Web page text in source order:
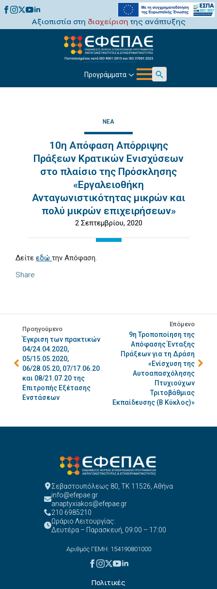
Αξιοπιστία στη διαχείριση της ανάπτυξης
Προγράμματα
Search
ΝΈΑ
10η Απόφαση Απόρριψης
Πράξεων Κρατικών Ενισχύσεων
στο πλαίσιο της Πρόσκλησης
«Εργαλειοθήκη
Ανταγωνιστικότητας μικρών και
πολύ μικρών επιχειρήσεων»
2 Σεπτεμβρίου, 2020
Share
Δείτεεδώτην Απόφαση.
Προηγούμενο
Έγκριση των πρακτικών
04/24.04.2020,
05/15.05.2020,
06/28.05.20, 07/17.06.20
και 08/21.07.20 της
Επιτροπής Εξέτασης
Ενστάσεων
Επόμενο
9η Τροποποίηση της
Απόφασης Ένταξης
Πράξεων για τη Δράση
«Ενίσχυση της
Αυτοαπασχόλησης
Πτυχιούχων
Τριτοβάθμιας
Εκπαίδευσης (Β Κύκλος)»
Σεβαστουπόλεως 80, ΤΚ 11526, Αθήνα
info@efepae.gr
anaptyxiakos@efepae.gr
210 6985210
Ωράριο Λειτουργίας:
Δευτέρα – Παρασκευή, 09:00 – 17:00
Αριθμός ΓΕΜΗ: 154190801000
Πολιτικές